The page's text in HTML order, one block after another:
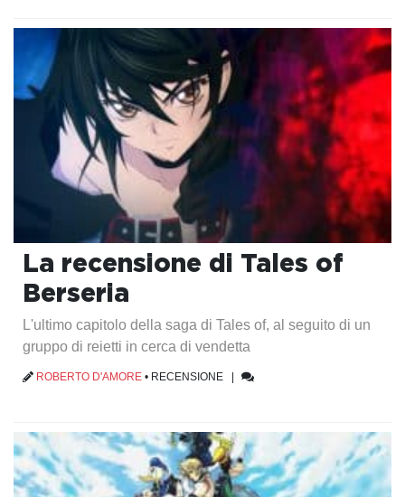
La recensione di Tales of
Berseria
L'ultimo capitolo della saga di Tales of, al seguito di un
gruppo di reietti in cerca di vendetta
ROBERTO D'AMORE • RECENSIONE